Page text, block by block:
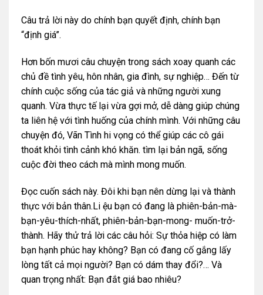
Câu trả lời này do chính bạn quyết định, chính bạn
“định giá”.
Hơn bốn mươi câu chuyện trong sách xoay quanh các
chủ đề tình yêu, hôn nhân, gia đình, sự nghiệp… Đến từ
chính cuộc sống của tác giả và những người xung
quanh. Vừa thực tế lại vừa gợi mở, dễ dàng giúp chúng
ta liên hệ với tình huống của chính mình. Với những câu
chuyện đó, Vãn Tình hi vọng có thể giúp các cô gái
thoát khỏi tình cảnh khó khăn. tìm lại bản ngã, sống
cuộc đời theo cách mà mình mong muốn.
Đọc cuốn sách này. Đôi khi bạn nên dừng lại và thành
thực với bản thân.Li ệu bạn có đang là phiên-bản-mà-
bạn-yêu-thích-nhất, phiên-bản-bạn-mong- muốn-trở-
thành. Hãy thử trả lời các câu hỏi: Sự thỏa hiệp có làm
bạn hạnh phúc hay không? Bạn có đang cố gắng lấy
lòng tất cả mọi người? Bạn có dám thay đổi?… Và
quan trọng nhất: Bạn đắt giá bao nhiêu?